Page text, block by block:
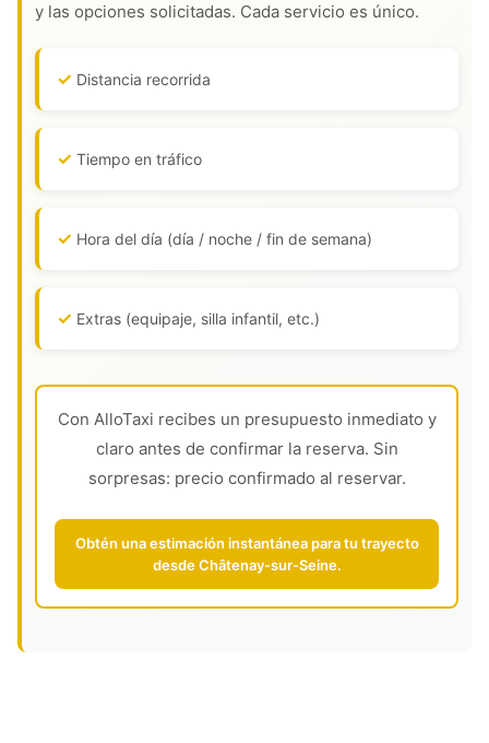
y las opciones solicitadas. Cada servicio es único.
Distancia recorrida
Tiempo en tráfico
Hora del día (día / noche / fin de semana)
Extras (equipaje, silla infantil, etc.)
Con AlloTaxi recibes un presupuesto inmediato y
claro antes de confirmar la reserva. Sin
sorpresas: precio confirmado al reservar.
Obtén una estimación instantánea para tu trayecto
desde Châtenay-sur-Seine.